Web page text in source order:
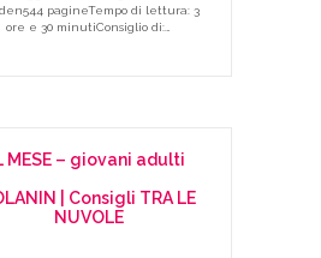
pagineTempo di lettura: 3
ore e 30 minutiConsiglio di:…
MESE – giovani adulti
| Consigli TRA LE
NUVOLE